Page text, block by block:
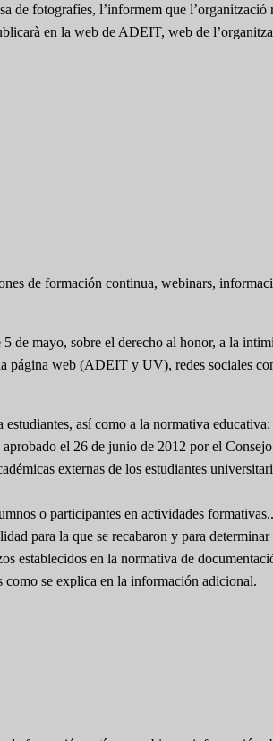
de fotografíes, l’informem que
en la web de ADEIT, web de
de formación continua, webinars,
de mayo, sobre el derecho al honor, a la
página web (ADEIT y UV), redes sociales
así como a la normativa educativa:
el 26 de junio de 2012 por el
externas de los estudiantes
o participantes en actividades formativas..
para la que se recabaron y para
establecidos en la normativa de
se explica en la información adicional.